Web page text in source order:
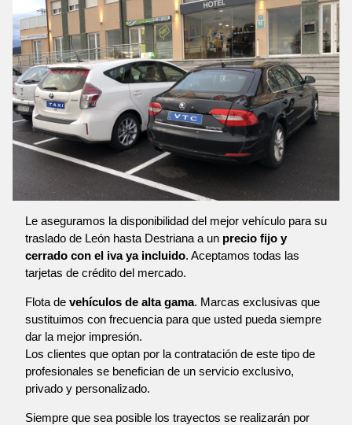
Le aseguramos la disponibilidad del mejor vehículo para su
traslado de León hasta Destriana a un precio fijo y
cerrado con el iva ya incluido. Aceptamos todas las
tarjetas de crédito del mercado.
Flota de vehículos de alta gama. Marcas exclusivas que
sustituimos con frecuencia para que usted pueda siempre
dar la mejor impresión.
Los clientes que optan por la contratación de este tipo de
profesionales se benefician de un servicio exclusivo,
privado y personalizado.
Siempre que sea posible los trayectos se realizarán por